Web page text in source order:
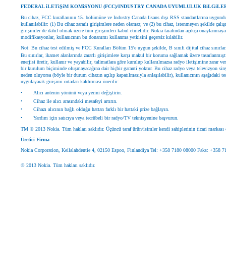
FEDERAL iLETiŞiM KOMiSYONU (FCC)/INDUSTRY CANADA UYUMLULUK
Bu cihaz, FCC kurallarının 15. bölümüne ve Industry Canada lisans dışı RSS standartlarına
kullanılabilir: (1) Bu cihaz zararlı girişimlere neden olamaz; ve (2) bu cihaz, istenmeyen şekilde
girişimler de dahil olmak üzere tüm girişimleri kabul etmelidir. Nokia tarafından açıkça
modifikasyonlar, kullanıcının bu donanımı kullanma yetkisini geçersiz kılabilir.
Not: Bu cihaz test edilmiş ve FCC Kuralları Bölüm 15'e uygun şekilde, B sınıfı dijital cihaz
Bu sınırlar, ikamet alanlarında zararlı girişimlere karşı makul bir koruma sağlamak üzere
enerjisi üretir, kullanır ve yayabilir, talimatlara göre kurulup kullanılmazsa radyo iletişimine zarar
bir kurulum biçiminde oluşmayacağına dair hiçbir garanti yoktur. Bu cihaz radyo veya televizyon
neden oluyorsa (böyle bir durum cihazın açılıp kapatılmasıyla anlaşılabilir), kullanıcının aşağıdaki
uygulayarak girişimi ortadan kaldırması önerilir:
•
Alıcı antenin yönünü veya yerini değiştirin.
•
Cihaz ile alıcı arasındaki mesafeyi artırın.
•
Cihazı alıcının bağlı olduğu hattan farklı bir hattaki prize bağlayın.
•
Yardım için satıcıya veya tecrübeli bir radyo/TV teknisyenine başvurun.
TM © 2013 Nokia. Tüm hakları saklıdır. Üçüncü taraf ürün/isimler kendi sahiplerinin ticari
Üretici Firma
Nokia Corporation, Keilalahdentie 4, 02150 Espoo, Finlandiya Tel: +358 7180 08000 Faks: +358
© 2013 Nokia. Tüm hakları saklıdır.